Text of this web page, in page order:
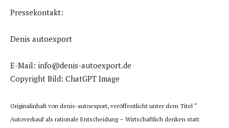
Pressekontakt:
Denis autoexport
E-Mail: info@denis-autoexport.de
Copyright Bild: ChatGPT Image
Originalinhalt von denis-autoexport, veröffentlicht unter dem Titel “
Autoverkauf als rationale Entscheidung – Wirtschaftlich denken statt